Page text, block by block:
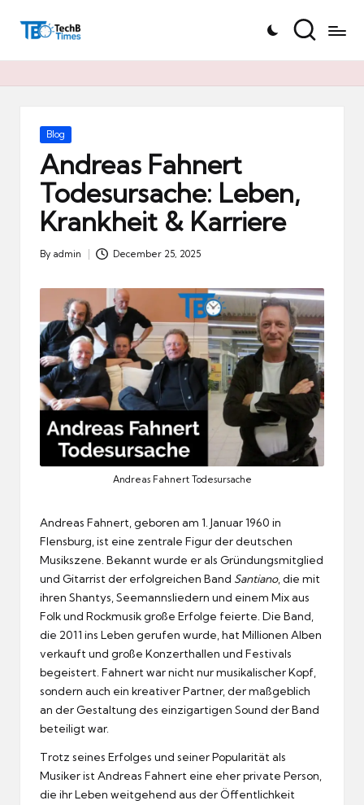
T
h
Posted
Blog
Andreas Fahnert
Todesursache: Leben,
Krankheit & Karriere
Posted
By admin December 25, 2025
Andreas Fahnert Todesursache
Andreas Fahnert, geboren am 1. Januar 1960 in
Flensburg, ist eine zentrale Figur der deutschen
Musikszene. Bekannt wurde er als Gründungsmitglied
und Gitarrist der erfolgreichen Band Santiano, die mit
ihren Shantys, Seemannsliedern und einem Mix aus
Folk und Rockmusik große Erfolge feierte. Die Band,
die 2011 ins Leben gerufen wurde, hat Millionen Alben
verkauft und große Konzerthallen und Festivals
begeistert. Fahnert war nicht nur musikalischer Kopf,
sondern auch ein kreativer Partner, der maßgeblich
an der Gestaltung des einzigartigen Sound der Band
beteiligt war.
Trotz seines Erfolges und seiner Popularität als
Musiker ist Andreas Fahnert eine eher private Person,
die ihr Leben weitgehend aus der Öffentlichkeit